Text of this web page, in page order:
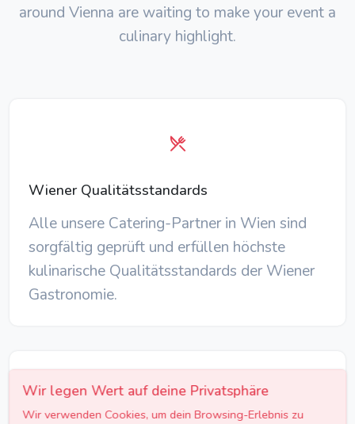
around Vienna are waiting to make your event a
culinary highlight.
Wiener Qualitätsstandards
Alle unsere Catering-Partner in Wien sind
sorgfältig geprüft und erfüllen höchste
kulinarische Qualitätsstandards der Wiener
Gastronomie.
Wir legen Wert auf deine Privatsphäre
Wir verwenden Cookies, um dein Browsing-Erlebnis zu